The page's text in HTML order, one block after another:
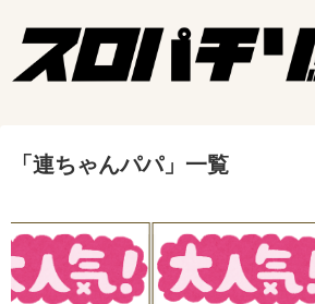
「 連ちゃんパパ」 一覧